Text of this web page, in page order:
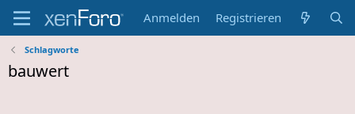
Anmelden Registrieren
Schlagworte
bauwert